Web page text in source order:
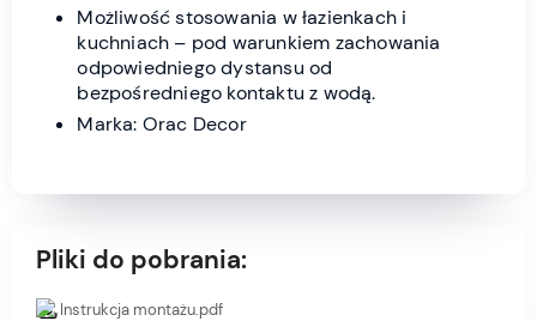
Możliwość stosowania w łazienkach i
kuchniach – pod warunkiem zachowania
odpowiedniego dystansu od
bezpośredniego kontaktu z wodą.
Marka: Orac Decor
Pliki do pobrania:
Instrukcja montażu.pdf